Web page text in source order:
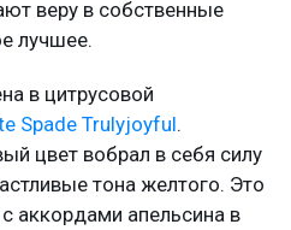
веру в собственные
лучшее.
в цитрусовой
Spade Trulyjoyful.
цвет вобрал в себя силу
тона желтого. Это
аккордами апельсина в